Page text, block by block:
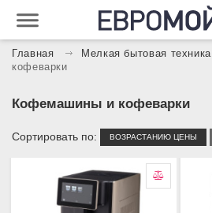
Главная Мелкая бытовая техника
кофеварки
Кофемашины и кофеварки
Сортировать по: ВОЗРАСТАНИЮ ЦЕНЫ